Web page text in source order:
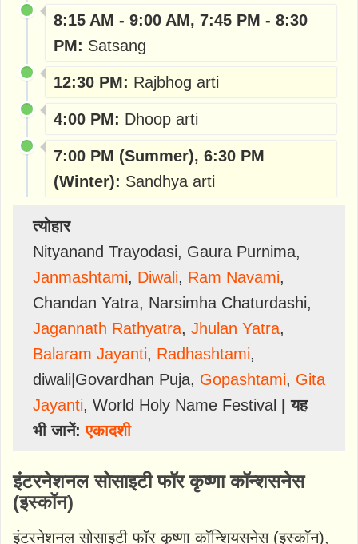
8:15 AM - 9:00 AM, 7:45 PM - 8:30
PM: Satsang
12:30 PM: Rajbhog arti
4:00 PM: Dhoop arti
7:00 PM (Summer), 6:30 PM
(Winter): Sandhya arti
त्योहार
Nityanand Trayodasi, Gaura Purnima,
Janmashtami, Diwali, Ram Navami,
Chandan Yatra, Narsimha Chaturdashi,
Jagannath Rathyatra, Jhulan Yatra,
Balaram Jayanti, Radhashtami,
diwali|Govardhan Puja, Gopashtami, Gita
Jayanti, World Holy Name Festival
| यह
भी जानें:एकादशी
इंटरनेशनल सोसाइटी फॉर कृष्णा कॉन्शसनेस
(इस्कॉन)
इंटरनेशनल सोसाइटी फॉर कृष्णा कॉन्शियसनेस (इस्कॉन),